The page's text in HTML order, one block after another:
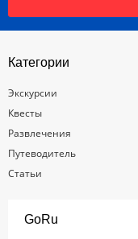
Категории
Экскурсии
Квесты
Развлечения
Путеводитель
Статьи
GoRu